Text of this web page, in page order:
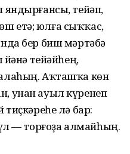
яндырғансы, тейәп,
етә; юлға сыҡҡас,
бер биш мәртәбә
йәнә тейәйһең,
Аҡташҡа көн
унан ауыл күренеп
тиҫкәреһе лә бар:
— торғоҙа алмайһың.